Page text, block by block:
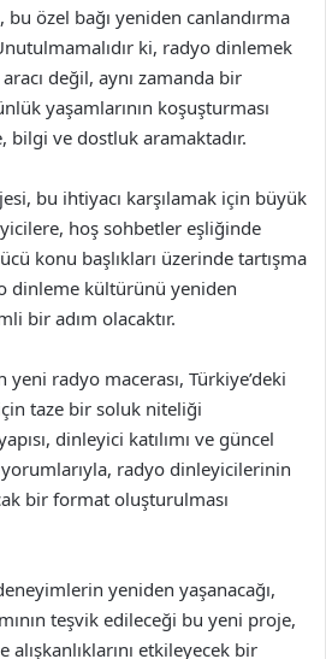
bu özel bağı yeniden canlandırma
ki, radyo dinlemek
değil, aynı zamanda bir
yaşamlarının koşuşturması
bilgi ve dostluk aramaktadır.
bu ihtiyacı karşılamak için büyük
hoş sohbetler eşliğinde
konu başlıkları üzerinde tartışma
dinleme kültürünü yeniden
bir adım olacaktır.
yeni radyo macerası, Türkiye’deki
taze bir soluk niteliği
dinleyici katılımı ve güncel
radyo dinleyicilerinin
bir format oluşturulması
yeniden yaşanacağı,
teşvik edileceği bu yeni proje,
etkileyecek bir